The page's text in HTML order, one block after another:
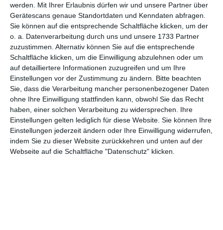
werden.
Mit Ihrer Erlaubnis dürfen wir und unsere Partner über
Gerätescans genaue Standortdaten und Kenndaten abfragen.
Sie können auf die entsprechende Schaltfläche klicken, um der
o. a. Datenverarbeitung durch uns und unsere 1733 Partner
zuzustimmen. Alternativ können Sie auf die entsprechende
Schaltfläche klicken, um die Einwilligung abzulehnen oder um
auf detailliertere Informationen zuzugreifen und um Ihre
Einstellungen vor der Zustimmung zu ändern.
Bitte beachten
Sie, dass die Verarbeitung mancher personenbezogener Daten
ohne Ihre Einwilligung stattfinden kann, obwohl Sie das Recht
haben, einer solchen Verarbeitung zu widersprechen. Ihre
Einstellungen gelten lediglich für diese Website. Sie können Ihre
Einstellungen jederzeit ändern oder Ihre Einwilligung widerrufen,
indem Sie zu dieser Website zurückkehren und unten auf der
Webseite auf die Schaltfläche "Datenschutz" klicken.
Gute Besserung, Orchidee